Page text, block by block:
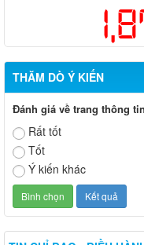
THĂM DÒ Ý KIẾN
Đánh giá về trang thông
Rất tốt
Tốt
Ý kiến khác